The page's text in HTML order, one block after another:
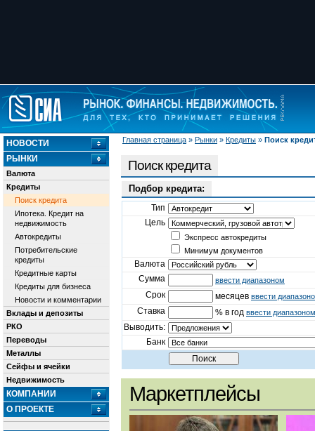
Главная страница » Рынки » Кредиты » Поиск
НОВОСТИ
РЫНКИ
Валюта
Кредиты
Поиск кредита
Ипотека. Кредит на
недвижимость
Автокредиты
Потребительские
кредиты
Кредитные карты
Кредиты для бизнеса
Новости и комментарии
Вклады и депозиты
РКО
Переводы
Металлы
Сейфы и ячейки
Недвижимость
КОМПАНИИ
О ПРОЕКТЕ
Поиск кредита
Подбор кредита:
Тип
Цель
Экспресс автокредиты
Минимум документов
Валюта
Сумма
ввести диапазоном
Срок месяцев ввести
Ставка % в год ввести диапазоном
Выводить:
Банк
Маркетплейсы